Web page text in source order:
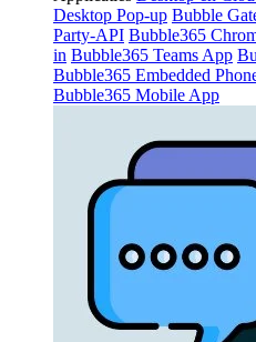
Desktop Pop-up Bubble
Party-API Bubble365
in Bubble365 Teams App
Bubble365 Embedded
Bubble365 Mobile App